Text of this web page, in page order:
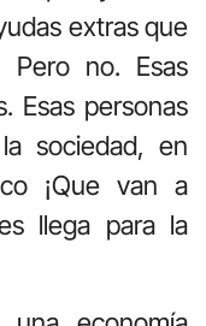
extras que
Pero no. Esas
Esas personas
sociedad, en
¡Que van a
llega para la